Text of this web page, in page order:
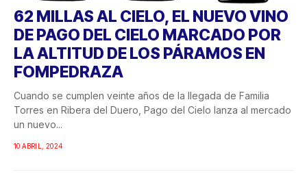
62 MILLAS AL CIELO, EL NUEVO VINO
DE PAGO DEL CIELO MARCADO POR
LA ALTITUD DE LOS PÁRAMOS EN
FOMPEDRAZA
Cuando se cumplen veinte años de la llegada de Familia
Torres en Ribera del Duero, Pago del Cielo lanza al mercado
un nuevo...
10 ABRIL, 2024